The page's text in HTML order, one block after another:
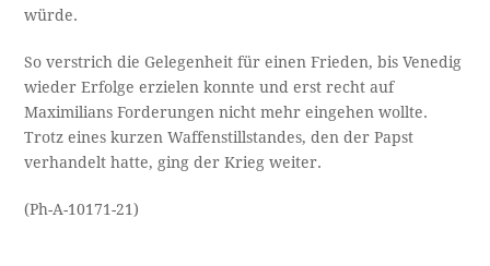
würde.
So verstrich die Gelegenheit für einen Frieden, bis Venedig
wieder Erfolge erzielen konnte und erst recht auf
Maximilians Forderungen nicht mehr eingehen wollte.
Trotz eines kurzen Waffenstillstandes, den der Papst
verhandelt hatte, ging der Krieg weiter.
(Ph-A-10171-21)